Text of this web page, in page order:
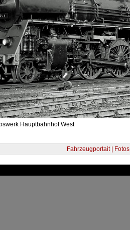
Hauptbahnhof West
Fahrzeugportait | Fotos